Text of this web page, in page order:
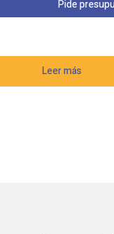
Leer más
Pide